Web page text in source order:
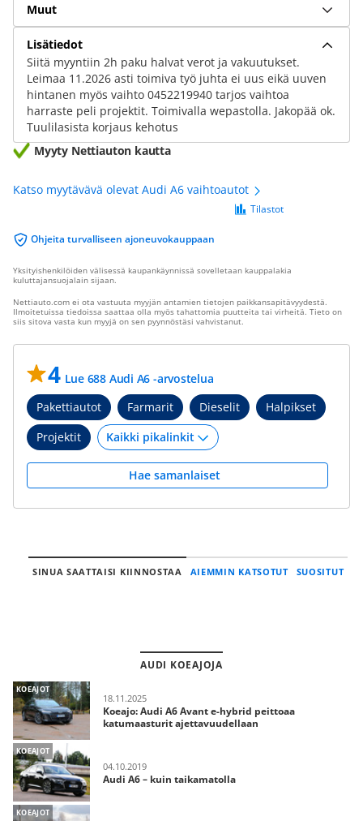
Muut
Lisätiedot
Siitä myyntiin 2h paku halvat verot ja vakuutukset.
Leimaa 11.2026 asti toimiva työ juhta ei uus eikä uuven
hintanen myös vaihto 0452219940 tarjos vaihtoa
harraste peli projektit. Toimivalla wepastolla. Jakopää ok.
Tuulilasista korjaus kehotus
Myyty Nettiauton kautta
Katso myytävävä olevat Audi A6 vaihtoautot
Ohjeita turvalliseen ajoneuvokauppaan
Tilastot
Yksityishenkilöiden välisessä kaupankäynnissä sovelletaan kauppalakia
kuluttajansuojalain sijaan.
Nettiauto.com ei ota vastuuta myyjän antamien tietojen paikkansapitävyydestä.
Ilmoitetuissa tiedoissa saattaa olla myös tahattomia puutteita tai virheitä. Tieto on
siis sitova vasta kun myyjä on sen pyynnöstäsi vahvistanut.
4 Lue 688 Audi A6 -arvostelua
Pakettiautot
Farmarit Dieselit
Halpikset
Projektit
Hae samanlaiset
SINUA SAATTAISI KIINNOSTAA AIEMMIN KATSOTUT SUOSITUT
AUDI KOEAJOJA
KOEAJOT
18.11.2025
Koeajo: Audi A6 Avant e-hybrid peittoaa
katumaasturit ajettavuudellaan
KOEAJOT
04.10.2019
Audi A6 – kuin taikamatolla
KOEAJOT